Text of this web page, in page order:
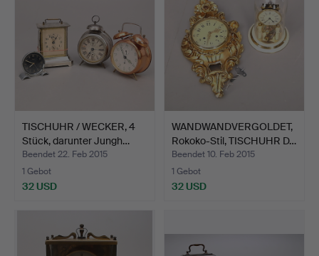
TISCHUHR / WECKER, 4
Stück, darunter Jungh…
Beendet 22. Feb 2015
1 Gebot
32 USD
WANDWANDVERGOLDET,
Rokoko-Stil, TISCHUHR D…
Beendet 10. Feb 2015
1 Gebot
32 USD